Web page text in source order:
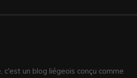
c'est un blog liégeois conçu comme